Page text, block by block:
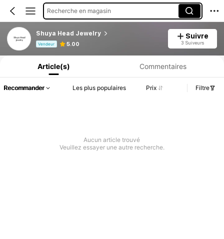
Recherche en magasin
Shuya Head Jewelry
Vendeur 5.00
Suivre
3 Suiveurs
Informations produit : Divulgation des prix, détails sur les ventes et le stock.
Article(s) Commentaires
Recommander Les plus populaires Prix Filtre
Aucun article trouvé
Veuillez essayer une autre recherche.